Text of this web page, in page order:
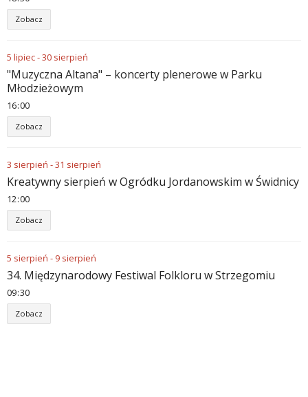
Zobacz
5 lipiec-30 sierpień
"Muzyczna Altana" – koncerty plenerowe w Parku
Młodzieżowym
16:00
Zobacz
3 sierpień -31 sierpień
Kreatywny sierpień w Ogródku Jordanowskim w Świdnicy
12:00
Zobacz
5 sierpień - 9 sierpień
34. Międzynarodowy Festiwal Folkloru w Strzegomiu
09:30
Zobacz